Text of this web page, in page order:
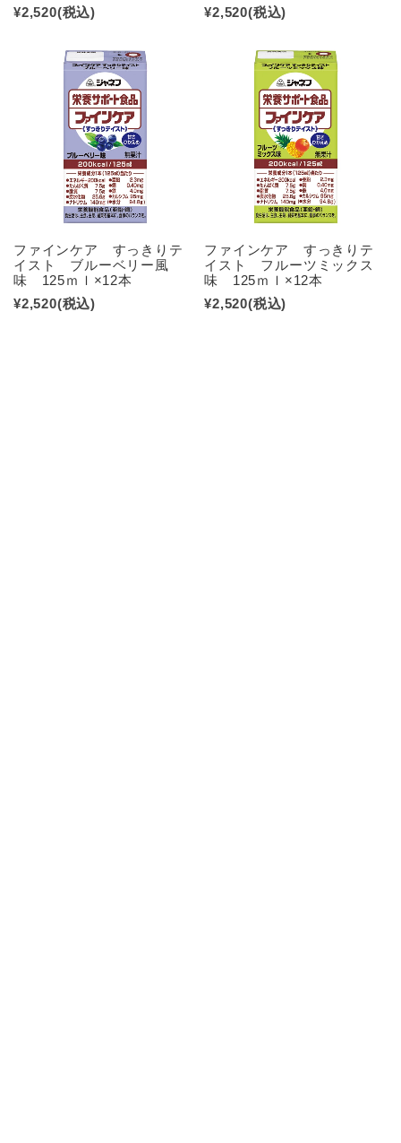
¥2,520(税込)
¥2,520(税込)
ファインケア すっきりテ
イスト ブルーベリー風
味 125ｍｌ×12本
¥2,520(税込)
ファインケア すっきりテ
イスト フルーツミックス
味 125ｍｌ×12本
¥2,520(税込)